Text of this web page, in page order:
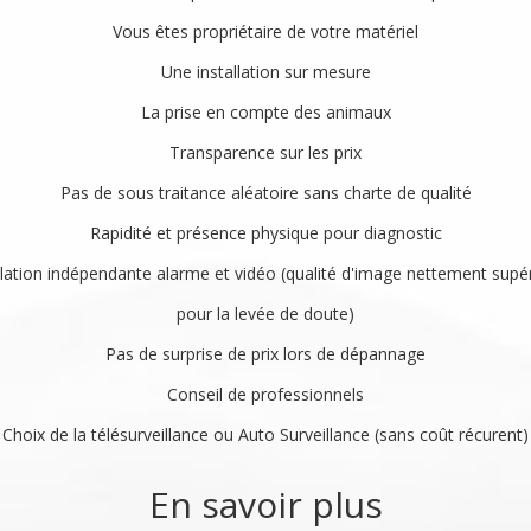
Vous êtes propriétaire de votre matériel
Une installation sur mesure
La prise en compte des animaux
Transparence sur les prix
Pas de sous traitance aléatoire sans charte de qualité
Rapidité et présence physique pour diagnostic
indépendante alarme et vidéo (qualité d'image nettement
pour la levée de doute)
Pas de surprise de prix lors de dépannage
Conseil de professionnels
Choix de la télésurveillance ou Auto Surveillance (sans coût récurent)
En savoir plus